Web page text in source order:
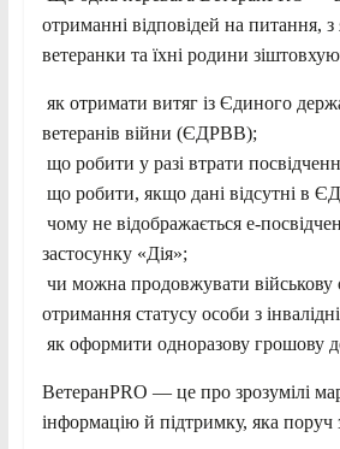
отриманні відповідей на питання,
ветеранки та їхні родини
як отримати витяг із Єдиного
ветеранів війни (ЄДРВВ);
що робити у разі втрати
що робити, якщо дані відсутні в
чому не відображається е-
застосунку «Дія»;
чи можна продовжувати військову
отримання статусу особи з
як оформити одноразову грошову
ВетеранPRO — це про зрозумілі
інформацію й підтримку, яка поруч